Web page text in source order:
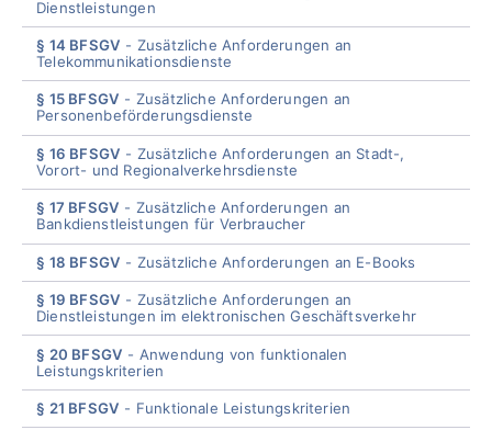
Dienstleistungen
§ 14 BFSGV
Zusätzliche Anforderungen an
Telekommunikationsdienste
§ 15 BFSGV
Zusätzliche Anforderungen an
Personenbeförderungsdienste
§ 16 BFSGV
Zusätzliche Anforderungen an Stadt-,
Vorort- und Regionalverkehrsdienste
§ 17 BFSGV
Zusätzliche Anforderungen an
Bankdienstleistungen für Verbraucher
§ 18 BFSGV Zusätzliche Anforderungen an E-Books
§ 19 BFSGV
Zusätzliche Anforderungen an
Dienstleistungen im elektronischen Geschäftsverkehr
§ 20 BFSGV
Anwendung von funktionalen
Leistungskriterien
§ 21 BFSGV Funktionale Leistungskriterien